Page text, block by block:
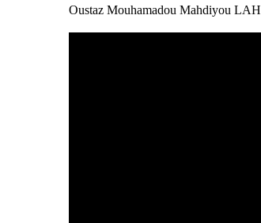
Oustaz Mouhamadou Mahdiyou